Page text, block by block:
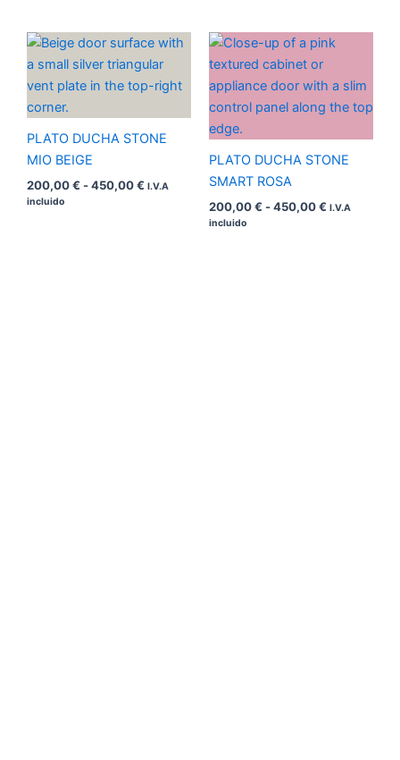
PLATO DUCHA STONE
MIO BEIGE
200,00€ -450,00€
Rango
precios:
desde
I.V.A
incluido
PLATO DUCHA STONE
SMART ROSA
200,00€ -450,00€
Rango
desde
200,00 €
hasta
I.V.A
incluido